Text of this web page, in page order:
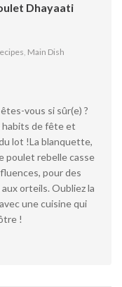
Dhayaati
, Main Dish
vous si sûr(e) ?
habits de fête et
lot !La blanquette,
poulet rebelle casse
pour des
orteils. Oubliez la
une cuisine qui
!